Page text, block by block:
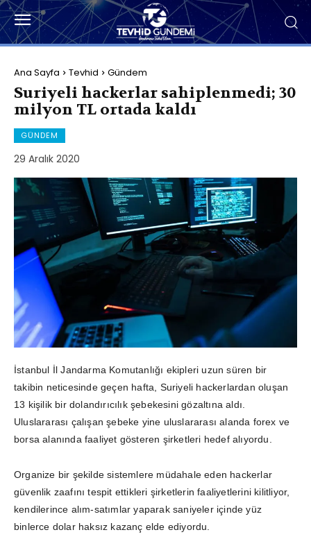
Ana Sayfa Tevhid Gündem
Suriyeli hackerlar sahiplenmedi; 30
milyon TL ortada kaldı
GÜNDEM
29 Aralık 2020
İstanbul İl Jandarma Komutanlığı ekipleri uzun süren bir
takibin neticesinde geçen hafta, Suriyeli hackerlardan oluşan
13 kişilik bir dolandırıcılık şebekesini gözaltına aldı.
Uluslararası çalışan şebeke yine uluslararası alanda forex ve
borsa alanında faaliyet gösteren şirketleri hedef alıyordu.
Organize bir şekilde sistemlere müdahale eden hackerlar
güvenlik zaafını tespit ettikleri şirketlerin faaliyetlerini kilitliyor,
kendilerince alım-satımlar yaparak saniyeler içinde yüz
binlerce dolar haksız kazanç elde ediyordu.